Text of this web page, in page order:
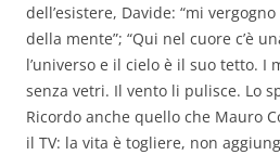
dell’esistere, Davide: “mi
della mente”; “Qui nel cuore c’è
l’universo e il cielo è il suo tetto. I
senza vetri. Il vento li pulisce. Lo
Ricordo anche quello che Mauro
il TV: la vita è togliere, non